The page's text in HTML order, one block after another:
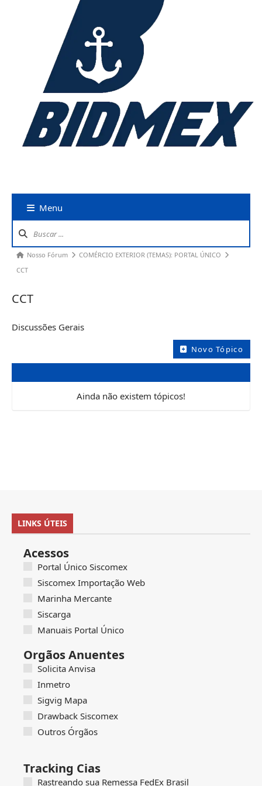
Menu
Nosso Fórum
COMÉRCIO EXTERIOR (TEMAS): PORTAL ÚNICO
CCT
CCT
Discussões Gerais
Novo Tópico
Ainda não existem tópicos!
LINKS ÚTEIS
Acessos
Portal Único Siscomex
Siscomex Importação Web
Marinha Mercante
Siscarga
Manuais Portal Único
Orgãos Anuentes
Solicita Anvisa
Inmetro
Sigvig Mapa
Drawback Siscomex
Outros Órgãos
Tracking Cias
Rastreando sua Remessa FedEx Brasil